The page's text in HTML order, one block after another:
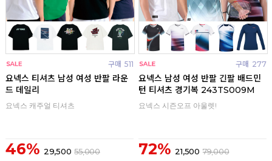
구매 511
요넥스 티셔츠 남성 여성 반팔 라운
드 데일리
요넥스 캐주얼 티셔츠
46% 29,500 55,000
구매 277
요넥스 남성 여성 반팔 긴팔 배드민
턴 티셔츠 경기복 243TS009M
요넥스 시즌오프 아울렛!
72% 21,500 79,000